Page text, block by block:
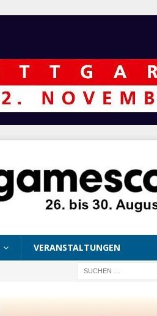
VERANSTALTUNGEN